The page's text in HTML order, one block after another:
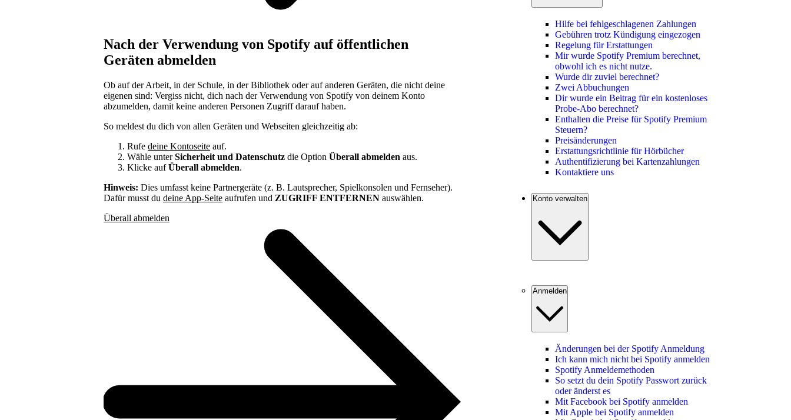
Nach der Verwendung von Spotify auf öffentlichen
Geräten abmelden
Ob auf der Arbeit, in der Schule, in der Bibliothek oder auf anderen Geräten, die nicht deine
eigenen sind: Vergiss nicht, dich nach der Verwendung von Spotify von deinem Konto
abzumelden, damit keine anderen Personen Zugriff darauf haben.
So meldest du dich von allen Geräten und Webseiten gleichzeitig ab:
Rufe deine Kontoseite auf.
Wähle unterSicherheit und Datenschutz die Option Überall abmelden aus.
Klicke aufÜberall abmelden.
Hinweis: Dies umfasst keine Partnergeräte (z. B. Lautsprecher, Spielkonsolen und Fernseher).
Dafür musst du deine App-Seite aufrufen und ZUGRIFF ENTFERNEN auswählen.
Überall abmelden
Hilfe bei fehlgeschlagenen Zahlungen
Gebühren trotz Kündigung eingezogen
Regelung für Erstattungen
Mir wurde Spotify Premium berechnet,
obwohl ich es nicht nutze.
Wurde dir zuviel berechnet?
Zwei Abbuchungen
Dir wurde ein Beitrag für ein kostenloses
Probe-Abo berechnet?
Enthalten die Preise für Spotify Premium
Steuern?
Preisänderungen
Erstattungsrichtlinie für Hörbücher
Authentifizierung bei Kartenzahlungen
Kontaktiere uns
Konto verwalten
Anmelden
Änderungen bei der Spotify Anmeldung
Ich kann mich nicht bei Spotify anmelden
Spotify Anmeldemethoden
So setzt du dein Spotify Passwort zurück
oder änderst es
Mit Facebook bei Spotify anmelden
Mit Apple bei Spotify anmelden